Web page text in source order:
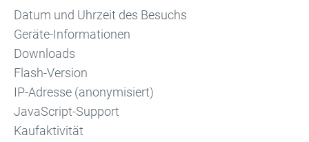
Datum und Uhrzeit des Besuchs
Geräte-Informationen
Downloads
Flash-Version
IP-Adresse (anonymisiert)
JavaScript-Support
Kaufaktivität